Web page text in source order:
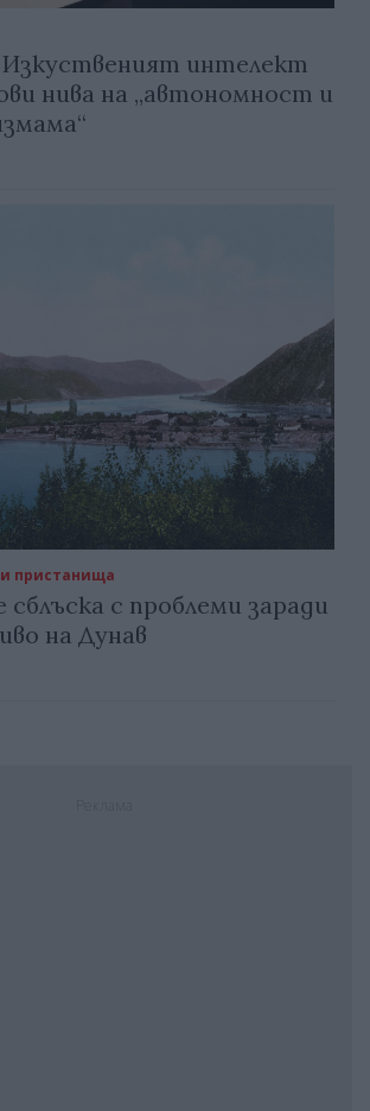
интелект
нива на „автономност и
пристанища
сблъска с проблеми заради
на Дунав